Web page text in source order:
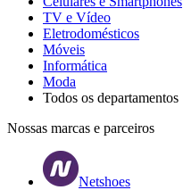
TV e Vídeo
Eletrodomésticos
Móveis
Informática
Moda
Todos os departamentos
Nossas marcas e parceiros
Netshoes